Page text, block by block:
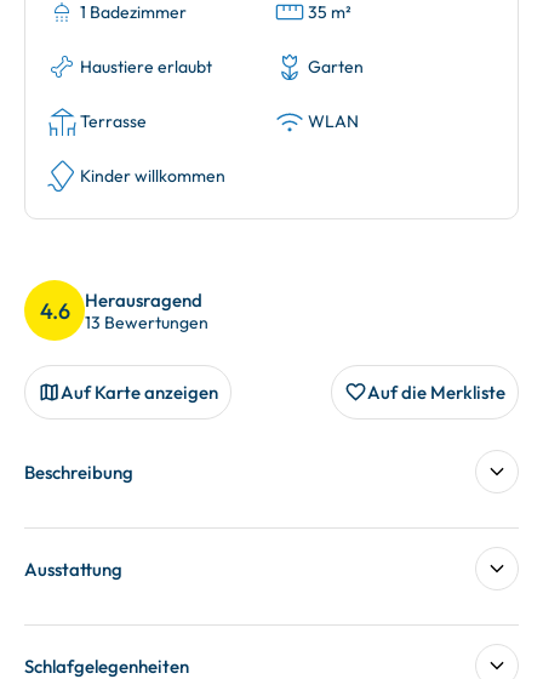
1 Badezimmer 35 m²
Haustiere erlaubt Garten
Terrasse WLAN
Kinder willkommen
4.6 Herausragend
13 Bewertungen
Auf Karte anzeigen Auf die Merkliste
Beschreibung
Ausstattung
Schlafgelegenheiten